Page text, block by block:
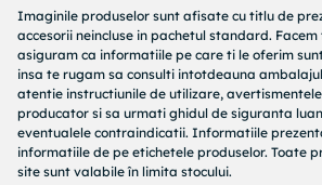
Parfum reglabil – Pulverizeaza de
pentru a ajusta intensitatea aromei
Durata extinsa – O singura
un miros placut timp de pana la55
Elimina mirosurile neplacute–
proaspat si revigorant
Set compact si eficient
Imaginile produselor sunt afisate cu titlu de
accesorii neincluse in pachetul standard.
asiguram ca informatiile pe care ti le oferim
insa te rugam sa consulti intotdeauna
atentie instructiunile de utilizare,
producator si sa urmati ghidul de siguranta
eventualele contraindicatii. Informatiile
informatiile de pe etichetele produselor. Toate
site sunt valabile în limita stocului.